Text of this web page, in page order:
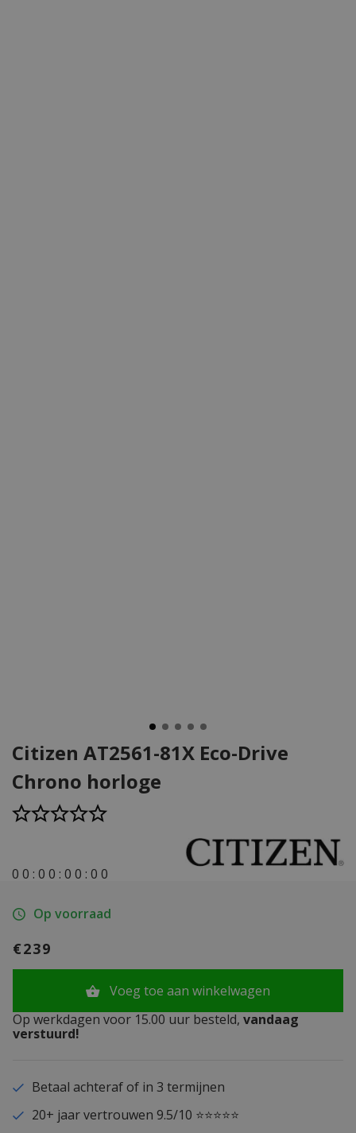
Citizen AT2561-81X Eco-Drive
Chrono horloge
0 0 : 0 0 : 0 0 : 0 0
Op voorraad
€239
Voeg toe aan winkelwagen
Op werkdagen voor 15.00 uur besteld, vandaag
verstuurd!
Betaal achteraf of in 3 termijnen
20+ jaar vertrouwen 9.5/10 ⭐⭐⭐⭐⭐